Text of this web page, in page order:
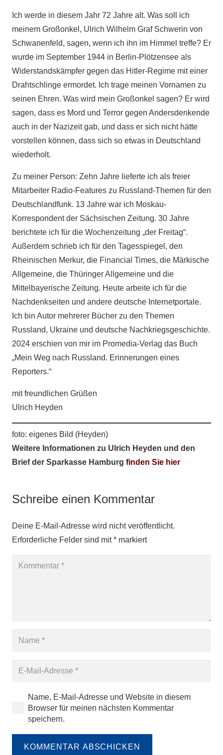
Ich werde in diesem Jahr 72 Jahre alt. Was soll ich
meinem Großonkel, Ulrich Wilhelm Graf Schwerin von
Schwanenfeld, sagen, wenn ich ihn im Himmel treffe? Er
wurde im September 1944 in Berlin-Plötzensee als
Widerstandskämpfer gegen das Hitler-Regime mit einer
Drahtschlinge ermordet. Ich trage meinen Vornamen zu
seinen Ehren. Was wird mein Großonkel sagen? Er wird
sagen, dass es Mord und Terror gegen Andersdenkende
auch in der Nazizeit gab, und dass er sich nicht hätte
vorstellen können, dass sich so etwas in Deutschland
wiederholt.
Zu meiner Person: Zehn Jahre lieferte ich als freier
Mitarbeiter Radio-Features zu Russland-Themen für den
Deutschlandfunk. 13 Jahre war ich Moskau-
Korrespondent der Sächsischen Zeitung. 30 Jahre
berichtete ich für die Wochenzeitung „der Freitag“.
Außerdem schrieb ich für den Tagesspiegel, den
Rheinischen Merkur, die Financial Times, die Märkische
Allgemeine, die Thüringer Allgemeine und die
Mittelbayerische Zeitung. Heute arbeite ich für die
Nachdenkseiten und andere deutsche Internetportale.
Ich bin Autor mehrerer Bücher zu den Themen
Russland, Ukraine und deutsche Nachkriegsgeschichte.
2024 erschien von mir im Promedia-Verlag das Buch
„Mein Weg nach Russland. Erinnerungen eines
Reporters.“
mit freundlichen Grüßen
Ulrich Heyden
foto: eigenes Bild (Heyden)
Weitere Informationen zu Ulrich Heyden und den
Brief der Sparkasse Hamburg finden Sie hier
Schreibe einen Kommentar
Deine E-Mail-Adresse wird nicht veröffentlicht.
Erforderliche Felder sind mit* markiert
Name, E-Mail-Adresse und Website in diesem
Browser für meinen nächsten Kommentar
speichern.
KOMMENTAR ABSCHICKEN